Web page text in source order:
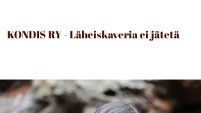
KONDIS RY - Läheiskaveria ei jätetä